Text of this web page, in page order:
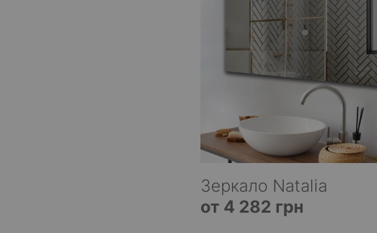
Зеркало Natalia
от 4 282 грн